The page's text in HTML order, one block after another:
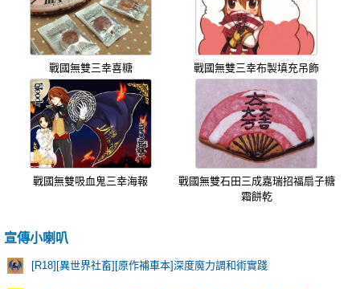
戰國無雙三幸喜糖 戰國無雙三幸布製填充吊飾
戰國無雙吸血鬼三幸海報
戰國無雙石田三成嘉瑞招福扇子糖
霜餅乾
宣傳小喇叭
[R18][異世界社畜][原作補車本]深度魔力調和術實踐